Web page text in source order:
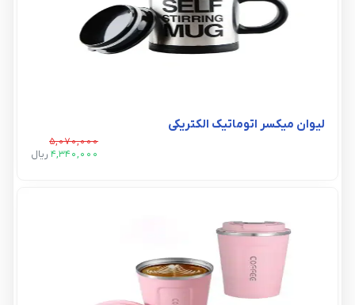
لیوان میکسر اتوماتیک الکتریکی
5,070,000
4,340,000 ريال